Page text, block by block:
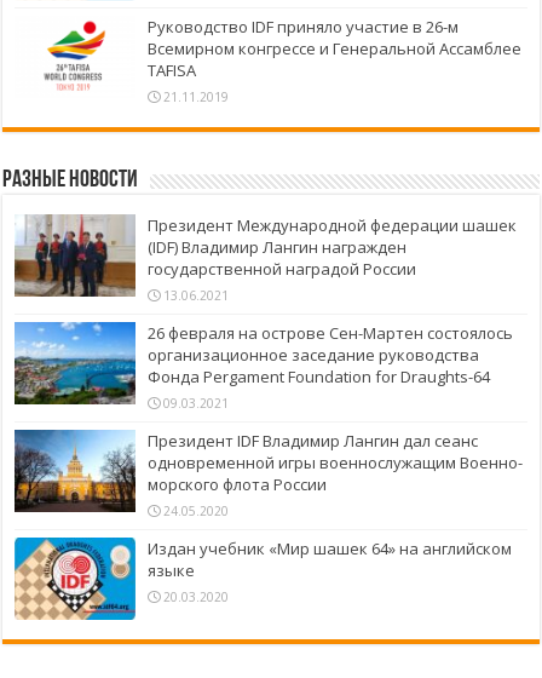
Руководство IDF приняло участие в 26-м
Всемирном конгрессе и Генеральной Ассамблее
TAFISA
21.11.2019
Разные новости
Президент Международной федерации шашек
(IDF) Владимир Лангин награжден
государственной наградой России
13.06.2021
26 февраля на острове Сен-Мартен состоялось
организационное заседание руководства
Фонда Pergament Foundation for Draughts-64
09.03.2021
Президент IDF Владимир Лангин дал сеанс
одновременной игры военнослужащим Военно-
морского флота России
24.05.2020
Издан учебник «Мир шашек 64» на английском
языке
20.03.2020